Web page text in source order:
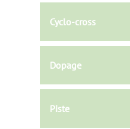
Cyclo-cross
Dopage
Piste